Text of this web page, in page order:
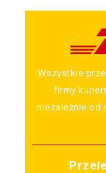
Wszystkie
firmy
niezależnie od